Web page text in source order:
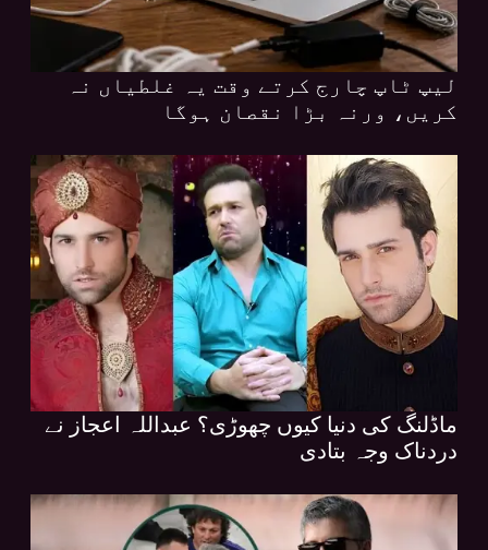
لیپ ٹاپ چارج کرتے وقت یہ غلطیاں نہ
کریں، ورنہ بڑا نقصان ہوگا
ماڈلنگ کی دنیا کیوں چھوڑی؟ عبداللہ اعجاز نے
دردناک وجہ بتادی